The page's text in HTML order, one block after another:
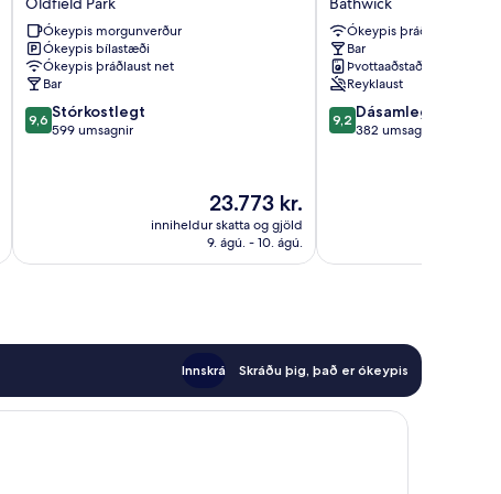
Oldfield
ParkÓkeypis morgunverður
Ókeypis bílastæði
Ókeypis þráðlaust net
Bar
9.6
af
9,6 Stórkostlegt
599 umsagnir
Verðið
er
23.773 kr.
23.773 kr.
inniheldur skatta og gjöld
9. ágú. - 10. ágú.
Bathwick
Ókeypis þráðlaust net
Bar
Þvottaaðstaða
Reyklaust
9.2
af
9,2 Dásamlegt
382 umsagnir
Innskrá Skráðu þig, það er ókeypis